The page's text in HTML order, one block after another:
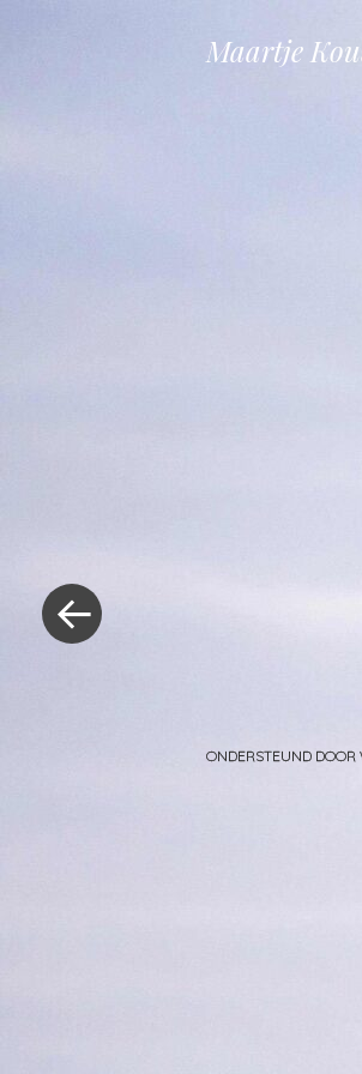
Maartje
Vorig
bericht
ONDERSTEUND DOOR